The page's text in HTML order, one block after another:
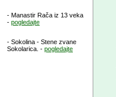
- Manastir Rača iz 13 veka
- pogledajte
- Sokolina - Stene zvane
Sokolarica. - pogledajte